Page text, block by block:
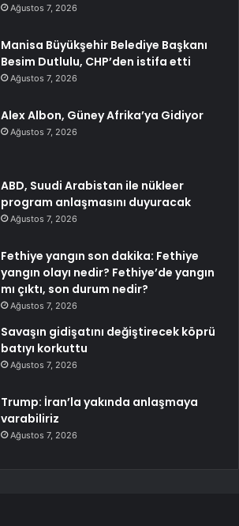
Ağustos 7, 2026
Manisa Büyükşehir Belediye Başkanı
Besim Dutlulu, CHP’den istifa etti
Ağustos 7, 2026
Alex Albon, Güney Afrika’ya Gidiyor
Ağustos 7, 2026
ABD, Suudi Arabistan ile nükleer
program anlaşmasını duyuracak
Ağustos 7, 2026
Fethiye yangın son dakika: Fethiye
yangın olayı nedir? Fethiye’de yangın
mı çıktı, son durum nedir?
Ağustos 7, 2026
Savaşın gidişatını değiştirecek köprü
batıyı korkuttu
Ağustos 7, 2026
Trump: İran’la yakında anlaşmaya
varabiliriz
Ağustos 7, 2026